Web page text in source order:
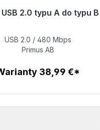
2.0 typu A do typu B
natychmiastowej wysyłki,
76,99 €
USB 2.0 / 480 Mbps
Primus AB
38,99 €*